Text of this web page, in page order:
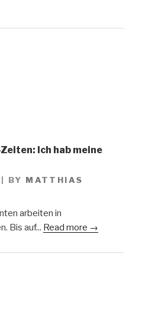
Ich hab meine
BY MATTHIAS
arbeiten in
Bis auf... Read more →